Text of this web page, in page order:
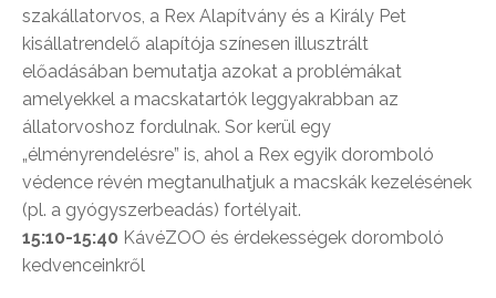
szakállatorvos, a Rex Alapítvány és a Király Pet
kisállatrendelő alapítója színesen illusztrált
előadásában bemutatja azokat a problémákat
amelyekkel a macskatartók leggyakrabban az
állatorvoshoz fordulnak. Sor kerül egy
„élményrendelésre” is, ahol a Rex egyik doromboló
védence révén megtanulhatjuk a macskák kezelésének
(pl. a gyógyszerbeadás) fortélyait.
15:10-15:40 KávéZOO és érdekességek doromboló
kedvenceinkről